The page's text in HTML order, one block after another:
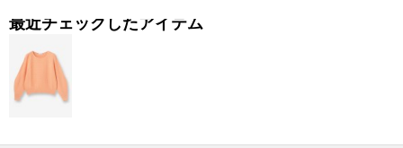
最近チェックしたアイテム